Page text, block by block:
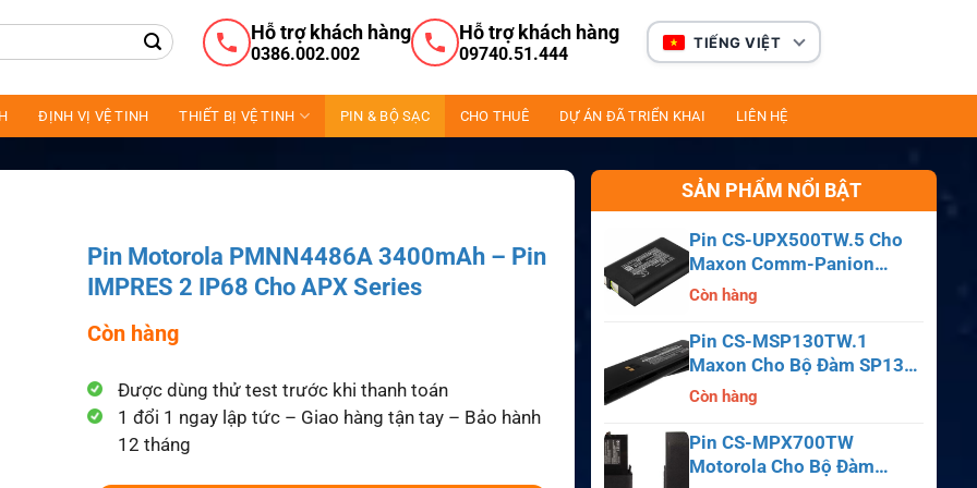
Hỗ trợ khách hàng
0386.002.002
Hỗ trợ khách hàng
09740.51.444
TIẾNG VIỆT
ĐỊNH VỊ VỆ TINH THIẾT BỊ VỆ TINH PIN & BỘ SẠC CHO THUÊ DỰ ÁN ĐÃ TRIỂN KHAI LIÊN HỆ
Pin Motorola PMNN4486A 3400mAh – Pin
IMPRES 2 IP68 Cho APX Series
Còn hàng
Được dùng thử test trước khi thanh toán
1 đổi 1 ngay lập tức – Giao hàng tận tay – Bảo hành
12 tháng
SẢN PHẨM NỔI BẬT
Pin CS-UPX500TW.5 Cho
Maxon Comm-Panion
CP0150, CP0511, CP0515
Còn hàng
Pin CS-MSP130TW.1
Maxon Cho Bộ Đàm SP130,
SP140, SP150, SL55
Còn hàng
Pin CS-MPX700TW
Motorola Cho Bộ Đàm